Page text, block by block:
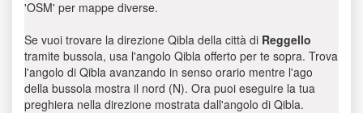
'OSM' per mappe diverse.
Se vuoi trovare la direzione Qibla della città di Reggello
tramite bussola, usa l'angolo Qibla offerto per te sopra. Trova
l'angolo di Qibla avanzando in senso orario mentre l'ago
della bussola mostra il nord (N). Ora puoi eseguire la tua
preghiera nella direzione mostrata dall'angolo di Qibla.